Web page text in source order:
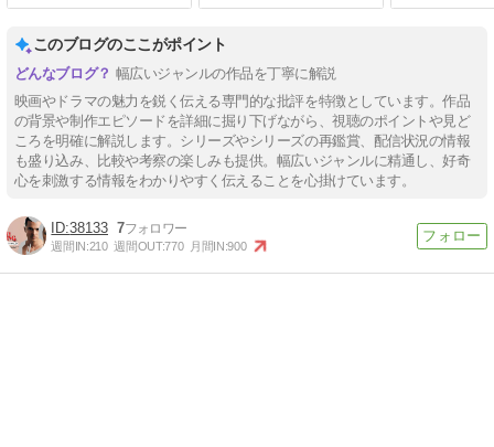
このブログのここがポイント
幅広いジャンルの作品を丁寧に解説
映画やドラマの魅力を鋭く伝える専門的な批評を特徴としています。作品
の背景や制作エピソードを詳細に掘り下げながら、視聴のポイントや見ど
ころを明確に解説します。シリーズやシリーズの再鑑賞、配信状況の情報
も盛り込み、比較や考察の楽しみも提供。幅広いジャンルに精通し、好奇
心を刺激する情報をわかりやすく伝えることを心掛けています。
38133 7
週間IN:210 週間OUT:770 月間IN:900